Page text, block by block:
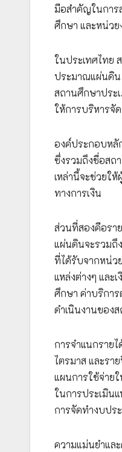
มือสำคัญในการ
ศึกษา และหน่ว
ในประเทศไทย
ประมาณแผ่นดิน
สถานศึกษาประ
ให้การบริหารจั
องค์ประกอบหลั
ซึ่งรวมถึงชื่อสถ
เหล่านี้จะช่วยใ
ทางการเงิน
ส่วนที่สองคือรา
แผ่นดินจะรวมถึ
ที่ได้รับจากหน่ว
แหล่งต่างๆ และ
ศึกษา ค่าบริการ
ดำเนินงานของ
การจำแนกราย
ไตรมาส และรา
แผนการใช้จ่าย
ในการประเมิน
การจัดทำงบปร
ความแม่นยำแล